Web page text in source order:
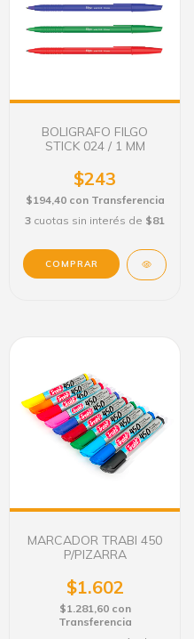
BOLIGRAFO FILGO
STICK 024 / 1 MM
$243
$194,40 con Transferencia
3 cuotas sin interés de $81
COMPRAR
MARCADOR TRABI 450
P/PIZARRA
$1.602
$1.281,60 con
Transferencia